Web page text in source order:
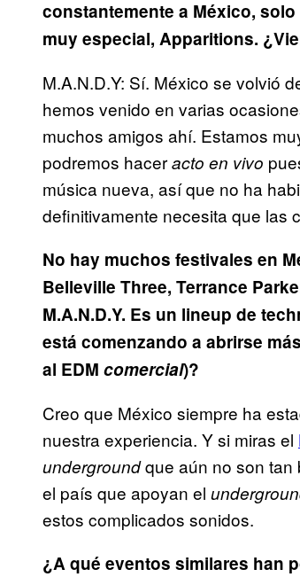
constantemente a México,
muy especial, Apparitions.
M.A.N.D.Y: Sí. México se volvió
hemos venido en varias
muchos amigos ahí. Estamos
podremos haceracto en vivo
música nueva, así que no ha
definitivamente necesita que las
No hay muchos festivales en
Belleville Three, Terrance
M.A.N.D.Y. Es un lineup de
está comenzando a abrirse
al EDM comercial)?
Creo que México siempre ha
nuestra experiencia. Y si miras el
undergroundque aún no son tan
el país que apoyan el
estos complicados sonidos.
¿A qué eventos similares han